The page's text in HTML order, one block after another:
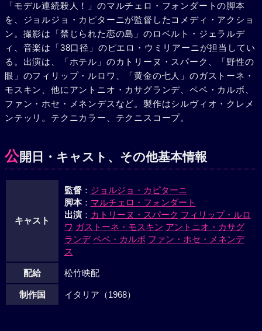
に、横どりされてしまい、ジョルジュはシモン警部に逮捕さ
れてしまった。だが、ジョルジュは警官に化けたルーケン一
味の助けで脱獄した。一方、ふとした偶然からバレンチーヌ
は宝石を入手、ジョルジュと二人で、リオに発つべく空港へ
向った。途中、車をとめ、ジョルジュはバレンチーヌにはじ
めて愛を告白した。だが二人が口づけを交しているすきに宝
石と金の入ったバックは、車にかくれていたシモンに持って
逃げられてしまった。気づいた二人はシモン警部を追った
が、警部はすでに機上の人となっていた。機転一番、ジョル
弾が入っていると、飛行機を緊急着陸させた。こうしてバッ
グを手に入れたジョルジュとバレンチーヌは、一目散に走り
「モデル連続殺人！」のマルチェロ・フォンダートの脚本
を、ジョルジョ・カピターニが監督したコメディ・アクショ
ン。撮影は「禁じられた恋の島」のロベルト・ジェラルデ
ィ、音楽は「38口径」のピエロ・ウミリアーニが担当してい
る。出演は、「ホテル」のカトリーヌ・スパーク、「野性の
眼」のフィリップ・ルロワ、「黄金の七人」のガストーネ・
モスキン、他にアントニオ・カサグランデ、ペペ・カルボ、
ファン・ホセ・メネンデスなど。製作はシルヴィオ・クレメ
ンテッリ。テクニカラー、テクニスコープ。
公開日・キャスト、その他基本情報
キャスト
監督： ジョルジョ・カピターニ
脚本： マルチェロ・フォンダート
出演： カトリーヌ・スパーク フィリップ・ルロ
ワ ガストーネ・モスキン アントニオ・カサグ
ランデ ペペ・カルボ ファン・ホセ・メネンデ
ス
配給 松竹映配
制作国 イタリア（1968）